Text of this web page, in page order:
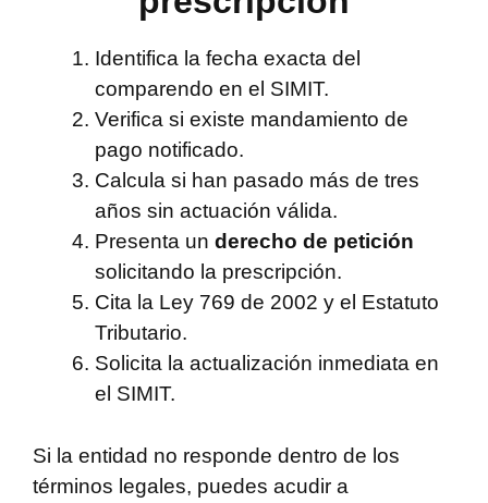
Identifica la fecha exacta del
comparendo en el SIMIT.
Verifica si existe mandamiento de
pago notificado.
Calcula si han pasado más de tres
años sin actuación válida.
Presenta un derecho de petición
solicitando la prescripción.
Cita la Ley 769 de 2002 y el Estatuto
Tributario.
Solicita la actualización inmediata en
el SIMIT.
Si la entidad no responde dentro de los
términos legales, puedes acudir a